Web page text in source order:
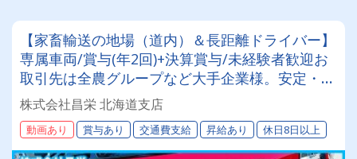
【家畜輸送の地場（道内）＆長距離ドライバー】
専属車両/賞与(年2回)+決算賞与/未経験者歓迎お
取引先は全農グループなど大手企業様。安定・安
心の待遇です☆当社独自の待遇☆燃費ランキング
上位14位には毎月最大4万円～4000円支給♪
株式会社昌栄 北海道支店
動画あり 賞与あり 交通費支給 昇給あり 休日8日以上